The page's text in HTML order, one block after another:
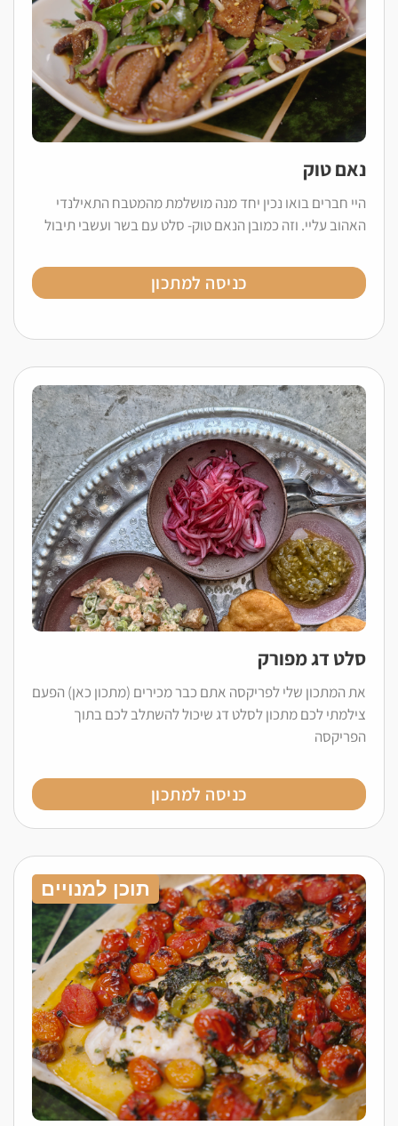
נאם טוק
היי חברים בואו נכין יחד מנה מושלמת מהמטבח התאילנדי
האהוב עליי. וזה כמובן הנאם טוק- סלט עם בשר ועשבי תיבול
כניסה למתכון
סלט דג מפורק
את המתכון שלי לפריקסה אתם כבר מכירים (מתכון כאן) הפעם
צילמתי לכם מתכון לסלט דג שיכול להשתלב לכם בתוך
הפריקסה
כניסה למתכון
תוכן למנויים